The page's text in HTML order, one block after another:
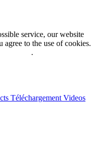
service, our website
agree to the use of cookies.
.
Téléchargement Videos